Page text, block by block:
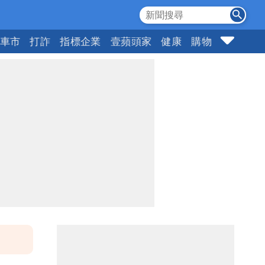
車市 打詐 指標企業 壹蘋頭家 健康 購物 女神